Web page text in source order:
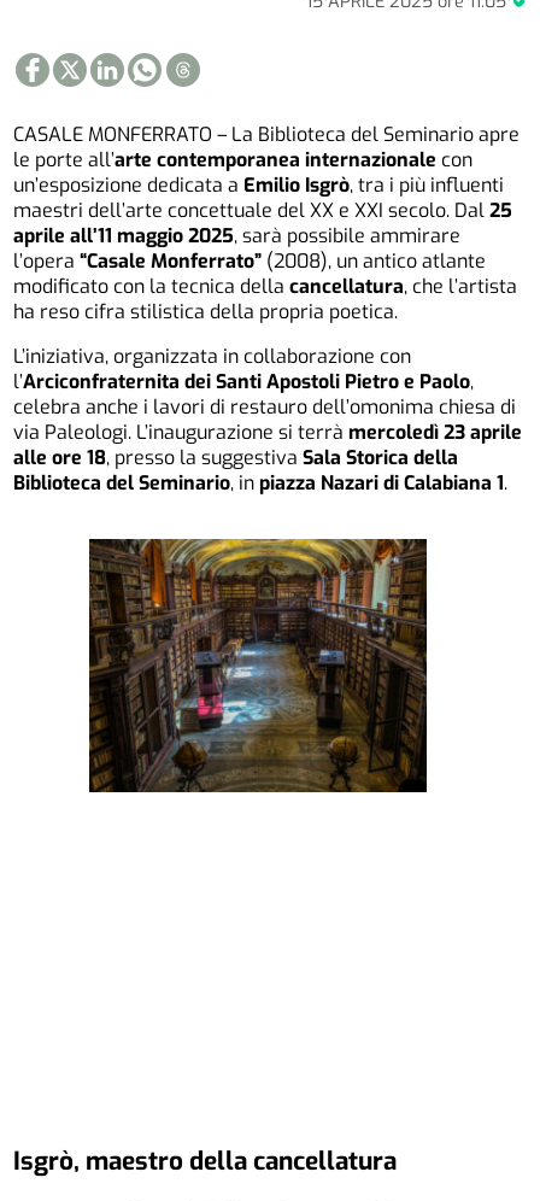
CASALE MONFERRATO – La Biblioteca del Seminario apre
le porte all’arte contemporanea internazionale con
un’esposizione dedicata a Emilio Isgrò, tra i più influenti
maestri dell’arte concettuale del XX e XXI secolo. Dal25
aprile all’11 maggio 2025, sarà possibile ammirare
l’opera“Casale Monferrato” (2008), un antico atlante
modificato con la tecnica dellacancellatura, che l’artista
ha reso cifra stilistica della propria poetica.
L’iniziativa, organizzata in collaborazione con
l’Arciconfraternita dei Santi Apostoli Pietro e Paolo,
celebra anche i lavori di restauro dell’omonima chiesa di
via Paleologi. L’inaugurazione si terràmercoledì 23 aprile
alle ore 18, presso la suggestivaSala Storica della
Biblioteca del Seminario, inpiazza Nazari di Calabiana 1.
Isgrò, maestro della cancellatura